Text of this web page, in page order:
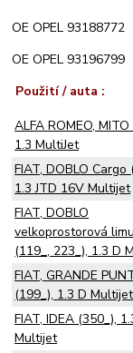
OE OPEL 93188772
OE OPEL 93196799
Použití / auta :
ALFA ROMEO,
1.3 MultiJet
FIAT, DOBLO Cargo
1.3 JTD 16V Multijet
FIAT, DOBLO
velkoprostorová
(119_, 223_), 1.3 D
FIAT, GRANDE
(199_), 1.3 D Multijet
FIAT, IDEA (350_),
Multijet